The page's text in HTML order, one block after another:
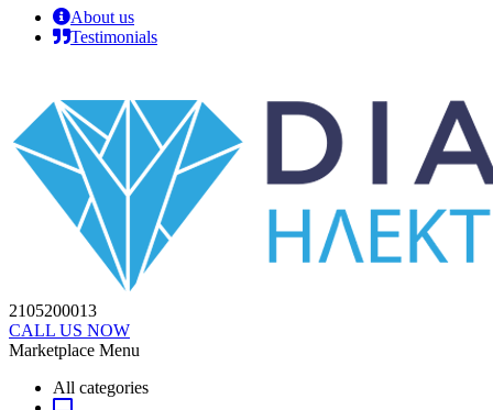
About us
Testimonials
2105200013
CALL US NOW
Marketplace Menu
All categories